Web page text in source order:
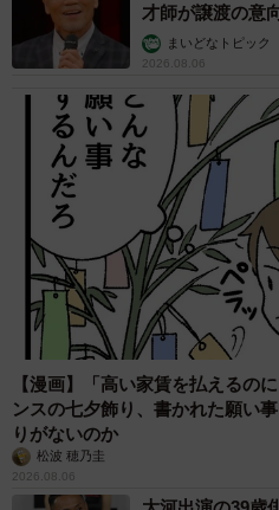
才師が譲渡の意
まいどなトピック
2026.08.06
【漫画】「高い家賃を払えるの
ンスの七夕飾り、書かれた願い
りがないのか
松波 穂乃圭
2026.08.06